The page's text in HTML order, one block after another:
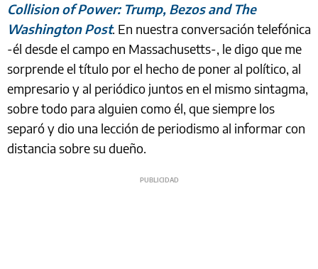
Collision of Power: Trump, Bezos and The
Washington Post. En nuestra conversación telefónica
-él desde el campo en Massachusetts-, le digo que me
sorprende el título por el hecho de poner al político, al
empresario y al periódico juntos en el mismo sintagma,
sobre todo para alguien como él, que siempre los
separó y dio una lección de periodismo al informar con
distancia sobre su dueño.